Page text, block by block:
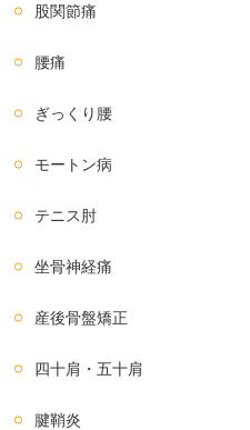
股関節痛
腰痛
ぎっくり腰
モートン病
テニス肘
坐骨神経痛
産後骨盤矯正
四十肩・五十肩
腱鞘炎